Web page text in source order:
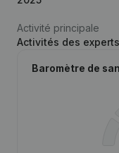
Activité principale
Activités des
Baromètre de